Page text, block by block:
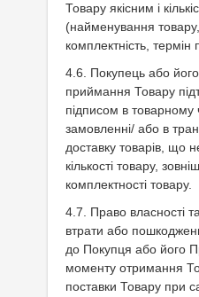
Товару якісним і
(найменування товару,
комплектність, термін
4.6. Покупець або
приймання Товару
підписом в товарному
замовленні/ або в
доставку товарів, що
кількості товару,
комплектності товару.
4.7. Право власності
втрати або
до Покупця або його
моменту отримання
поставки Товару при